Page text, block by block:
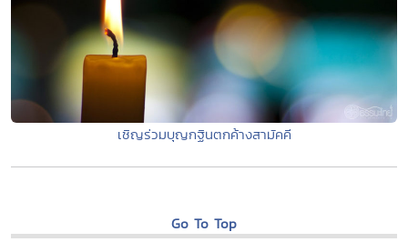
เชิญร่วมบุญกฐินตกค้างสามัคคี
Go To Top